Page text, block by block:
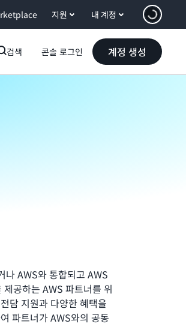
지원 내 계정
검색 콘솔 로그인 계정 생성
AWS와 통합되고 AWS
공하는 AWS 파트너를 위
담 지원과 다양한 혜택을
파트너가 AWS와의 공동